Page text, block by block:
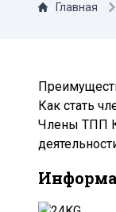
Главная
Как стать
Члены ТПП